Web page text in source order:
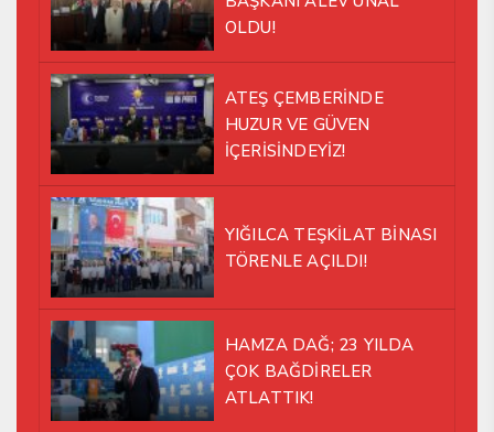
OLDU!
ATEŞ ÇEMBERİNDE
HUZUR VE GÜVEN
İÇERİSİNDEYİZ!
YIĞILCA TEŞKİLAT BİNASI
TÖRENLE AÇILDI!
HAMZA DAĞ; 23 YILDA
ÇOK BAĞDİRELER
ATLATTIK!